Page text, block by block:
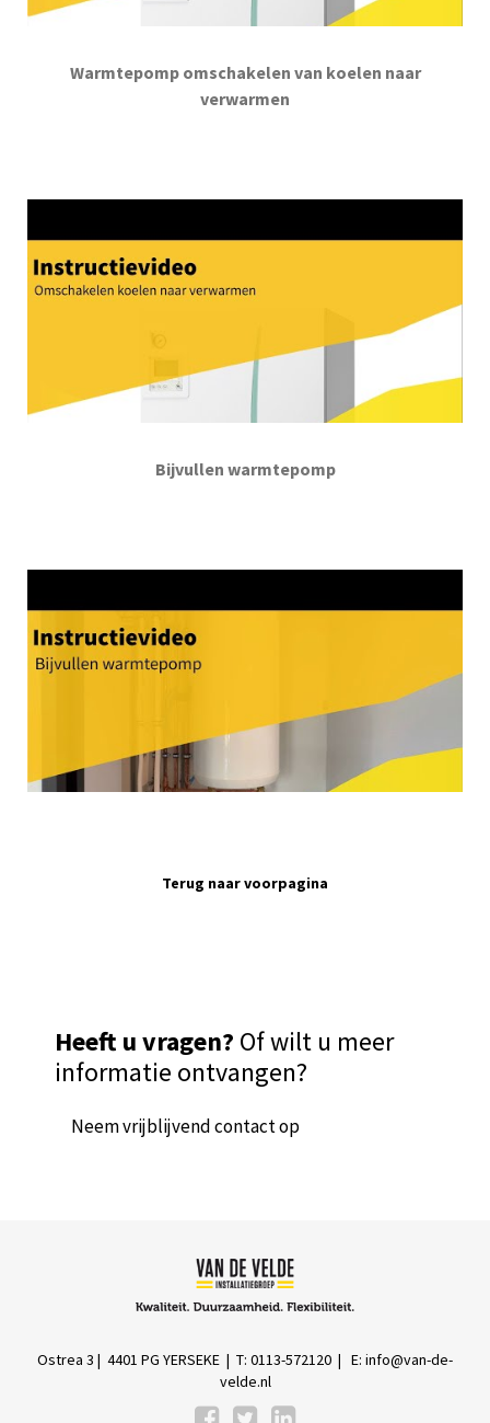
Warmtepomp omschakelen van koelen naar
verwarmen
Bijvullen warmtepomp
Terug naar voorpagina
Heeft u vragen? Of wilt u meer
informatie ontvangen?
Neem vrijblijvend contact op
Ostrea 3 | 4401 PG YERSEKE | T: 0113-572120 | E: info@van-de-
velde.nl